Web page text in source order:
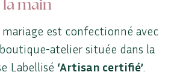
est confectionné avec
atelier située dans la
Labellisé ‘Artisan certifié’.